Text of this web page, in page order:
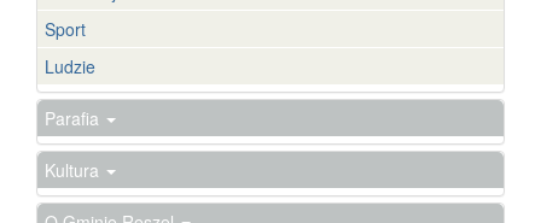
Sport
Ludzie
Parafia
Kultura